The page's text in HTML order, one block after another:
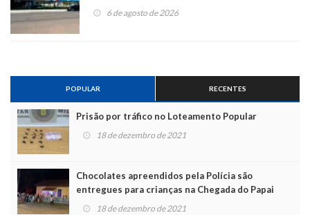
6 de agosto de 2026
POPULAR RECENTES
Prisão por tráfico no Loteamento Popular
18 de dezembro de 2021
Chocolates apreendidos pela Polícia são
entregues para crianças na Chegada do Papai
Noel 18 de dezembro de 2021